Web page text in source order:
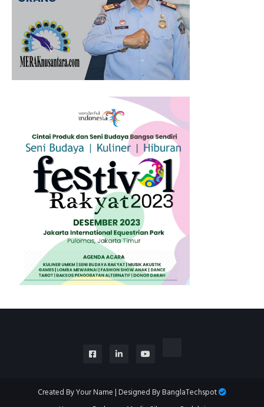
Created ByYour Name| Designed ByBanglaTechspot